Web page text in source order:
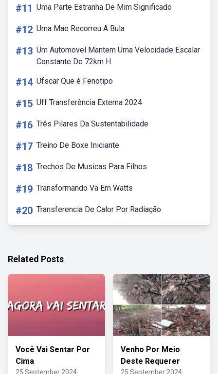
#11 Uma Parte Estranha De Mim Significado
#12 Uma Mae Recorreu A Bula
#13 Um Automovel Mantem Uma Velocidade Escalar
Constante De 72km H
#14 Ufscar Que é Fenotipo
#15 Uff Transferência Externa 2024
#16 Três Pilares Da Sustentabilidade
#17 Treino De Boxe Iniciante
#18 Trechos De Musicas Para Filhos
#19 Transformando Va Em Watts
#20 Transferencia De Calor Por Radiação
Related Posts
Você Vai Sentar Por
Cima
25 September 2024
Venho Por Meio
Deste Requerer
25 September 2024